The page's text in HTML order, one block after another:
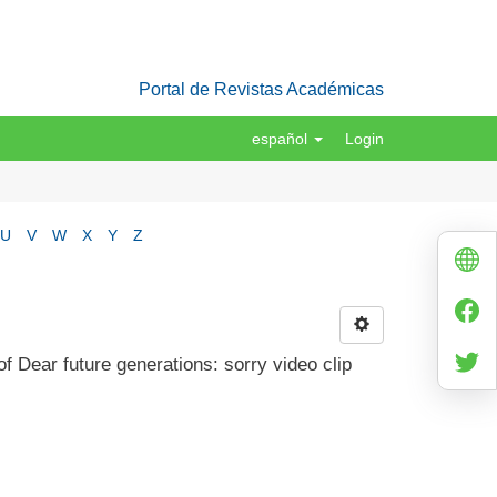
Portal de Revistas Académicas
español Login
U V W X Y Z
Dear future generations: sorry video clip